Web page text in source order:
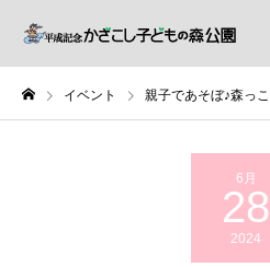
イベント 親子であそぼ♪森っこ
6月
28
2024